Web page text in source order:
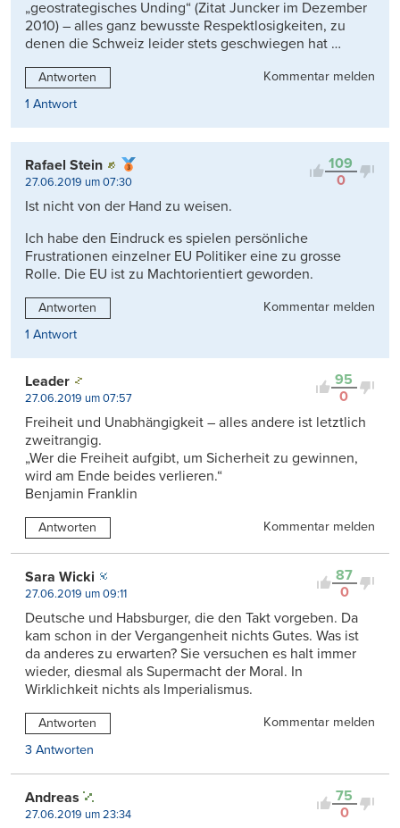
„geostrategisches Unding“ (Zitat Juncker im Dezember
2010) – alles ganz bewusste Respektlosigkeiten, zu
denen die Schweiz leider stets geschwiegen hat …
Antworten
Kommentar melden
1 Antwort
109
0
Rafael Stein
27.06.2019 um 07:30
Ist nicht von der Hand zu weisen.
Ich habe den Eindruck es spielen persönliche
Frustrationen einzelner EU Politiker eine zu grosse
Rolle. Die EU ist zu Machtorientiert geworden.
Antworten
Kommentar melden
1 Antwort
95
0
Leader
27.06.2019 um 07:57
Freiheit und Unabhängigkeit – alles andere ist letztlich
zweitrangig.
„Wer die Freiheit aufgibt, um Sicherheit zu gewinnen,
wird am Ende beides verlieren.“
Benjamin Franklin
Antworten Kommentar melden
87
0
Sara Wicki
27.06.2019 um 09:11
Deutsche und Habsburger, die den Takt vorgeben. Da
kam schon in der Vergangenheit nichts Gutes. Was ist
da anderes zu erwarten? Sie versuchen es halt immer
wieder, diesmal als Supermacht der Moral. In
Wirklichkeit nichts als Imperialismus.
Antworten
Kommentar melden
3 Antworten
75
0
Andreas
27.06.2019 um 23:34